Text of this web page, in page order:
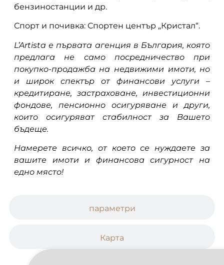
параметри
Карта
бензиностанции и др.
Спорт и почивка: Спортен център „Кристал“.
L’Artista е първата агенция в България, която
предлага не само посредничество при
покупко-продажба на недвижими имоти, но
и широк спектър от финансови услуги –
кредитиране, застраховане, инвестиционни
фондове, пенсионно осигуряване и други,
които осигуряват стабилност за Вашето
бъдеще.
Намерете всичко, от което се нуждаете за
вашите имоти и финансова сигурност на
едно място!